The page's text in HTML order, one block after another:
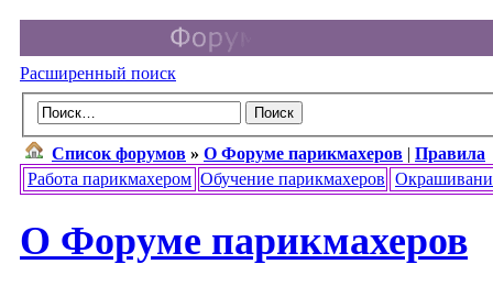
Расширенный поиск
Список форумов » О Форуме парикмахеров | Правила
Работа парикмахером Обучение парикмахеров
О Форуме парикмахеров